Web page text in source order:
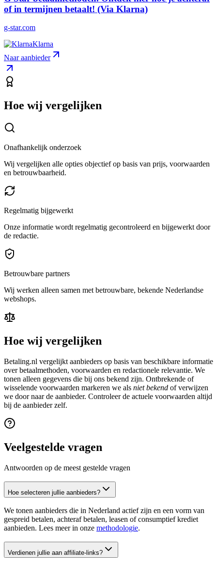
of in termijnen betaalt! (Via Klarna)
g-star.com
Klarna
Naar aanbieder
Hoe wij vergelijken
Onafhankelijk onderzoek
Wij vergelijken alle opties objectief op basis van prijs, voorwaarden
en betrouwbaarheid.
Regelmatig bijgewerkt
Onze informatie wordt regelmatig gecontroleerd en bijgewerkt door
de redactie.
Betrouwbare partners
Wij werken alleen samen met betrouwbare, bekende Nederlandse
webshops.
Hoe wij vergelijken
Betaling.nl vergelijkt aanbieders op basis van beschikbare informatie
over betaalmethoden, voorwaarden en redactionele relevantie. We
tonen alleen gegevens die bij ons bekend zijn. Ontbrekende of
wisselende voorwaarden markeren we als niet bekend of verwijzen
we door naar de aanbieder. Controleer de actuele voorwaarden altijd
bij de aanbieder zelf.
Veelgestelde vragen
Antwoorden op de meest gestelde vragen
Hoe selecteren jullie aanbieders?
We tonen aanbieders die in Nederland actief zijn en een vorm van
gespreid betalen, achteraf betalen, leasen of consumptief krediet
aanbieden. Lees meer in onze methodologie.
Verdienen jullie aan affiliate-links?